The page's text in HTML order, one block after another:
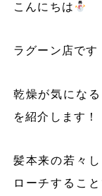
こんにちは
ラグーン店です
乾燥が気にな
を紹介します！
髪本来の若々
ローチするこ